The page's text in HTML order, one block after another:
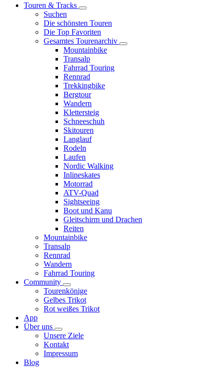
Touren & Tracks
Suchen
Die schönsten Touren
Die Top Favoriten
Gesamtes Tourenarchiv
Mountainbike
Transalp
Fahrrad Touring
Rennrad
Trekkingbike
Bergtour
Wandern
Klettersteig
Schneeschuh
Skitouren
Langlauf
Rodeln
Laufen
Nordic Walking
Inlineskates
Motorrad
ATV-Quad
Sightseeing
Boot und Kanu
Gleitschirm und Drachen
Reiten
Mountainbike
Transalp
Rennrad
Wandern
Fahrrad Touring
Community
Tourenkönige
Gelbes Trikot
Rot weißes Trikot
App
Über uns
Unsere Ziele
Kontakt
Impressum
Blog